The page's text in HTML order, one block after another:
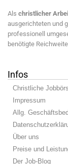
Als christlicher
ausgerichteten und
professionell
benötigte
Infos
Christliche
Impressum
Allg.
Über uns
Preise und
Der Job-Blog